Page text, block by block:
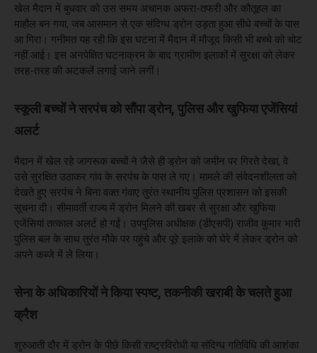
खेल मैदान में बुधवार को उस समय अचानक अफरा-तफरी और कौतूहल का
माहौल बन गया, जब आसमान से एक संदिग्ध ड्रोन उड़ता हुआ सीधे बच्चों के पास
आ गिरा। गनीमत यह रही कि इस घटना में मैदान में मौजूद किसी भी बच्चे को चोट
नहीं आई। इस अनपेक्षित घटनाक्रम के बाद ग्रामीण इलाकों में सुरक्षा को लेकर
तरह-तरह की अटकलें लगाई जाने लगीं।
स्कूली बच्चों ने सरपंच को सौंपा ड्रोन, पुलिस और खुफिया एजेंसियां
अलर्ट
मैदान में खेल रहे जागरूक बच्चों ने जैसे ही ड्रोन को जमीन पर गिरते देखा, वे
उसे सुरक्षित उठाकर गांव के सरपंच के पास ले गए। मामले की संवेदनशीलता को
देखते हुए सरपंच ने बिना वक्त गंवाए तुरंत स्थानीय पुलिस प्रशासन को इसकी
सूचना दी। सीमावर्ती राज्य में ड्रोन मिलने की खबर से सुरक्षा और खुफिया
एजेंसियां तत्काल अलर्ट हो गईं। उपपुलिस अधीक्षक (डीएसपी) राजीव कुमार भारी
पुलिस बल के साथ तुरंत मौके पर पहुंचे और पूरे इलाके को घेरे में लेकर ड्रोन को
अपने कब्जे में ले लिया।
सेना के अधिकारियों ने किया स्पष्ट, तकनीकी खराबी के चलते हुआ
क्रैश
शुरुआती दौर में ड्रोन के पीछे किसी राष्ट्रविरोधी या संदिग्ध गतिविधि की आशंका